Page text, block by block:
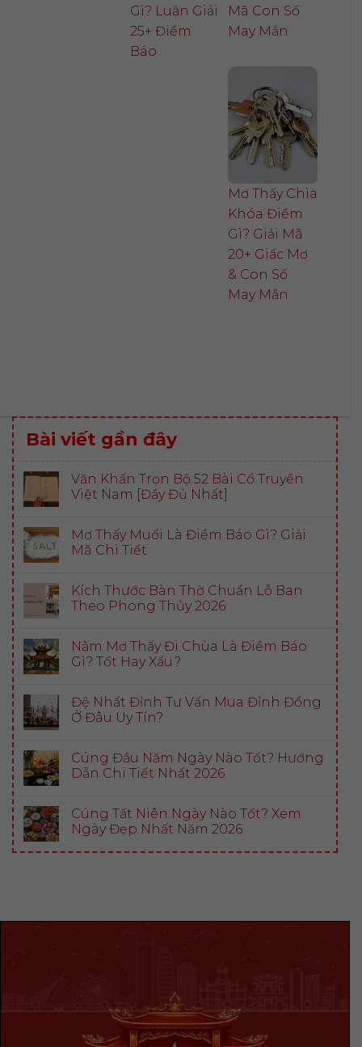
Gì? Luận Giải
25+ Điềm
Báo
Mã Con Số
May Mắn
Mơ Thấy Chìa
Khóa Điềm
Gì? Giải Mã
20+ Giấc Mơ
& Con Số
May Mắn
Bài viết gần đây
Văn Khấn Trọn Bộ 52 Bài Cổ Truyền
Việt Nam [Đầy Đủ Nhất]
Mơ Thấy Muối Là Điềm Báo Gì? Giải
Mã Chi Tiết
Kích Thước Bàn Thờ Chuẩn Lỗ Ban
Theo Phong Thủy 2026
Nằm Mơ Thấy Đi Chùa Là Điềm Báo
Gì? Tốt Hay Xấu?
Đệ Nhất Đỉnh Tư Vấn Mua Đỉnh Đồng
Ở Đâu Uy Tín?
Cúng Đầu Năm Ngày Nào Tốt? Hướng
Dẫn Chi Tiết Nhất 2026
Cúng Tất Niên Ngày Nào Tốt? Xem
Ngày Đẹp Nhất Năm 2026